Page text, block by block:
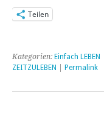
Teilen
Kategorien: Einfach LEBEN
ZEITZULEBEN
Permalink